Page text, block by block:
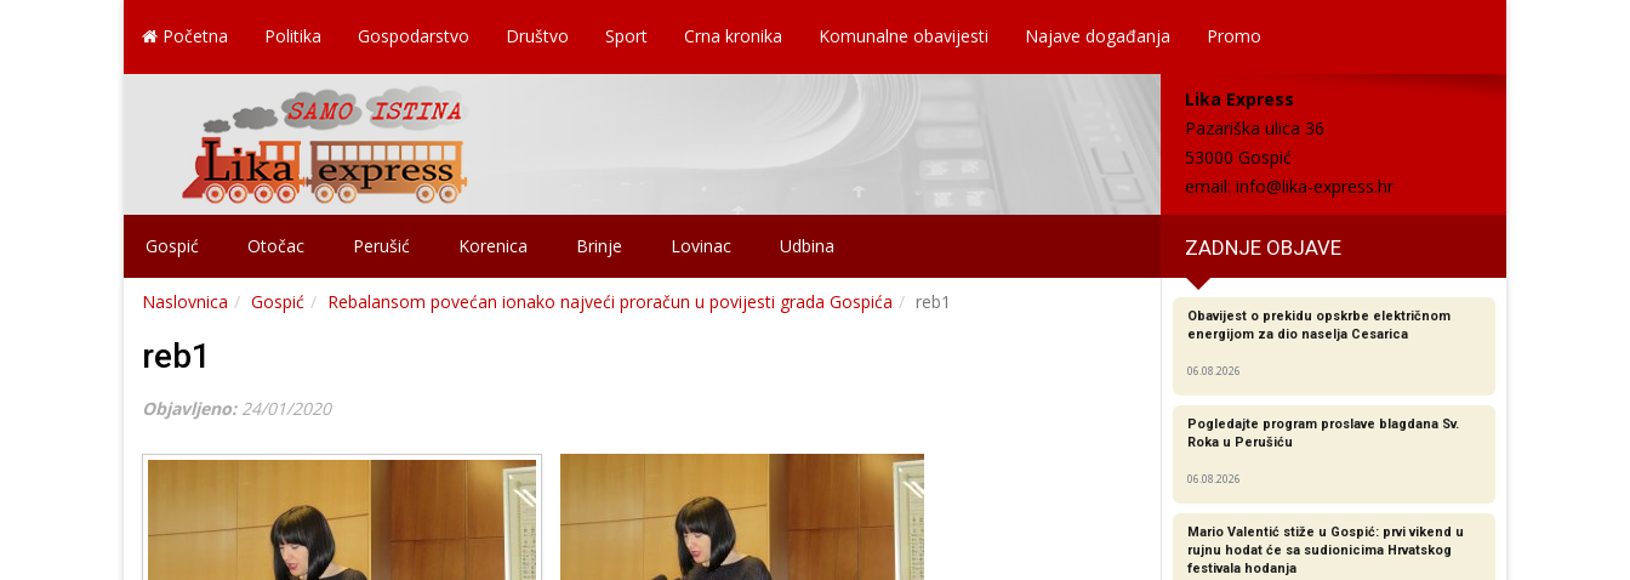
Početna Politika Gospodarstvo Društvo Sport Crna kronika Komunalne obavijesti Najave događanja Promo
Lika Express
Pazariška ulica 36
53000 Gospić
email: info@lika-express.hr
Gospić Otočac Perušić Korenica Brinje Lovinac Udbina ZADNJE OBJAVE
Naslovnica Gospić Rebalansom povećan ionako najveći proračun u povijesti grada Gospića reb1
reb1
Objavljeno: 24/01/2020
Obavijest o prekidu opskrbe električnom
energijom za dio naselja Cesarica
06.08.2026
Pogledajte program proslave blagdana Sv.
Roka u Perušiću
06.08.2026
Mario Valentić stiže u Gospić: prvi vikend u
rujnu hodat će sa sudionicima Hrvatskog
festivala hodanja